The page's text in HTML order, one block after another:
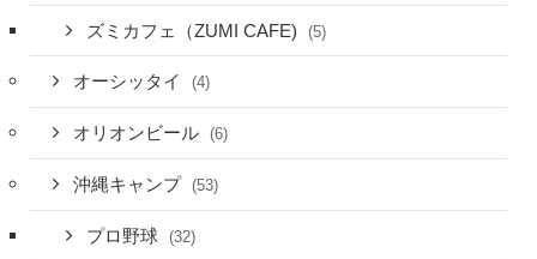
ズミカフェ（ZUMI CAFE) (5)
オーシッタイ (4)
オリオンビール (6)
沖縄キャンプ (53)
プロ野球 (32)